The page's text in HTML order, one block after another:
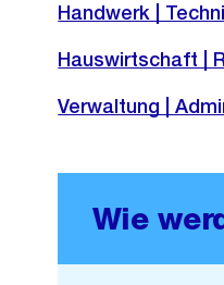
Handwerk |
Hauswirtschaft |
Verwaltung |
Wie